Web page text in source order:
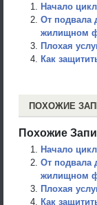
Начало
От подвала
жилищном
Плохая
Как
ПОХОЖИЕ
Похожие
Начало
От подвала
жилищном
Плохая
Как